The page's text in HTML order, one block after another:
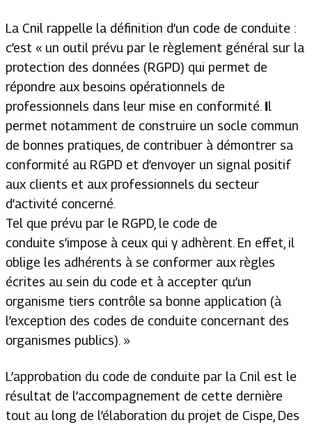
La Cnil rappelle la définition d’un code de conduite :
c’est « un outil prévu par le règlement général sur la
protection des données (RGPD) qui permet de
répondre aux besoins opérationnels de
professionnels dans leur mise en conformité. Il
permet notamment de construire un socle commun
de bonnes pratiques, de contribuer à démontrer sa
conformité au RGPD et d’envoyer un signal positif
aux clients et aux professionnels du secteur
d’activité concerné.
Tel que prévu par le RGPD, le code de
conduite s’impose à ceux qui y adhèrent. En effet, il
oblige les adhérents à se conformer aux règles
écrites au sein du code et à accepter qu’un
organisme tiers contrôle sa bonne application (à
l’exception des codes de conduite concernant des
organismes publics). »
L’approbation du code de conduite par la Cnil est le
résultat de l’accompagnement de cette dernière
tout au long de l’élaboration du projet de Cispe, Des